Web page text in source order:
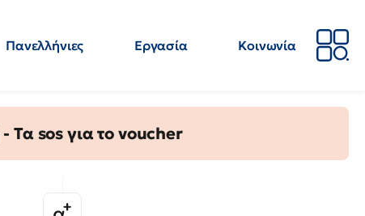
Πανελλήνιες Εργασία
Κοινωνία
Τα sos για το voucher